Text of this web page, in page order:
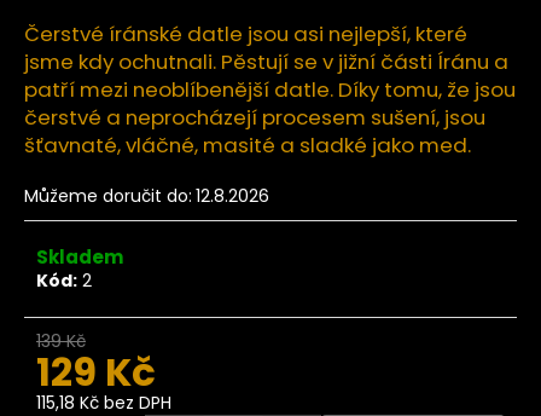
Čerstvé íránské datle jsou asi nejlepší, které
jsme kdy ochutnali. Pěstují se v jižní části Íránu a
patří mezi neoblíbenější datle. Díky tomu, že jsou
čerstvé a neprocházejí procesem sušení, jsou
šťavnaté, vláčné, masité a sladké jako med.
Můžeme doručit do: 12.8.2026
Skladem
Kód: 2
139 Kč
129 Kč
115,18 Kč bez DPH
o
p
o
r
u
u
j
e
m